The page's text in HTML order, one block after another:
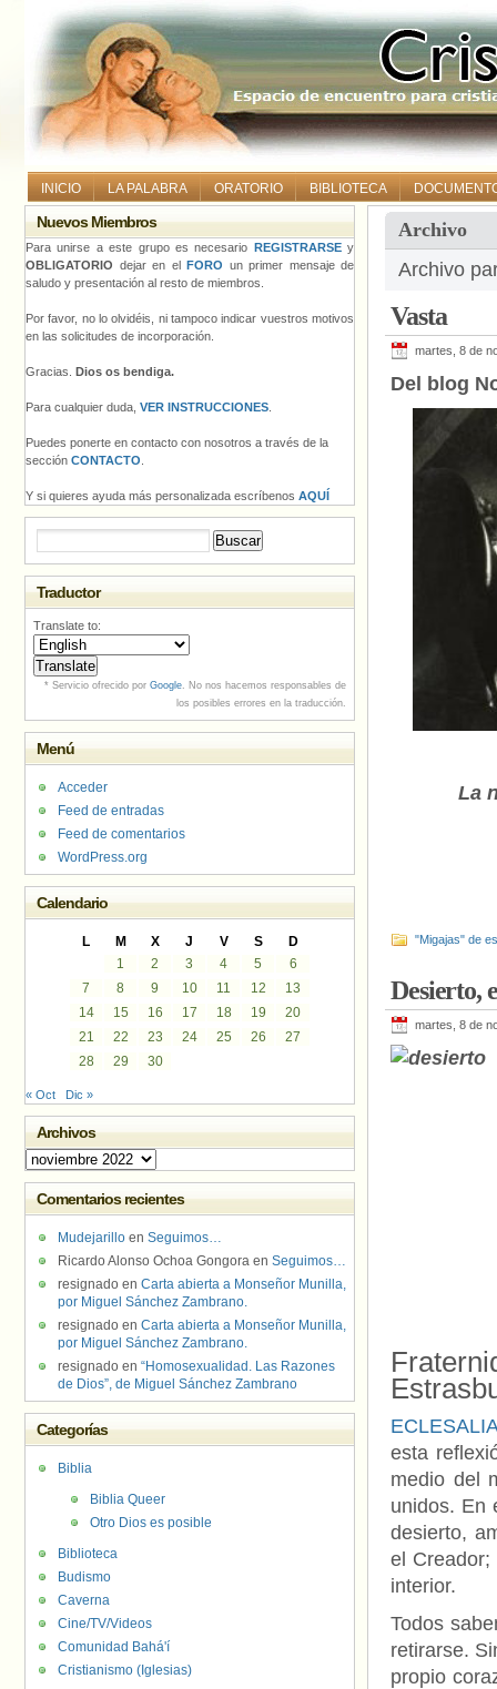
INICIO LA PALABRA ORATORIO BIBLIOTECA
Archivo
Archivo
Vasta
martes, 8 de
Del blog
La
"Migajas" de
Desierto,
martes, 8 de
esta
medio del
unidos. En
desierto,
el
interior.
Todos
retirarse.
propio
Nuevos Miembros
Para unirse a este grupo es necesario REGISTRARSEy
OBLIGATORIO dejar en el FORO un primer mensaje de
saludo y presentación al resto de miembros.
Por favor, no lo olvidéis, ni tampoco indicar vuestros motivos
en las solicitudes de incorporación.
Gracias. Dios os bendiga.
Para cualquier duda, VER INSTRUCCIONES
Puedes ponerte en contacto con nosotros a través de la
sección CONTACTO
Y si quieres ayuda más personalizada escríbenos AQUÍ
Traductor
Translate to:
* Servicio ofrecido por Google. No nos hacemos responsables de
los posibles errores en la traducción.
Menú
Acceder
Feed de entradas
Feed de comentarios
WordPress.org
Calendario
L M X J V S
D
1
2 3 4 5
6
7
8 9 10 11 12
13
14
15 16 17 18 19
20
21
22 23 24 25 26
27
28
29 30
« Oct Dic »
Archivos
Archivos
Comentarios recientes
Mudejarillo en Seguimos…
Ricardo Alonso Ochoa Gongora en Seguimos…
resignado en Carta abierta a Monseñor Munilla,
por Miguel Sánchez Zambrano.
resignado en Carta abierta a Monseñor Munilla,
por Miguel Sánchez Zambrano.
resignado en “Homosexualidad. Las Razones
de Dios”, de Miguel Sánchez Zambrano
Categorías
Biblia
Biblia Queer
Otro Dios es posible
Biblioteca
Budismo
Caverna
Cine/TV/Videos
Comunidad Bahá'í
Cristianismo (Iglesias)